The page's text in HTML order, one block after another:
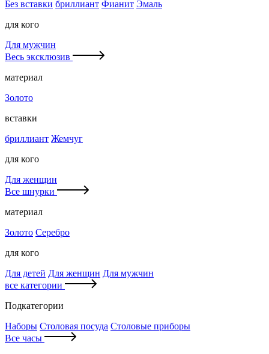
Без вставки бриллиант Фианит Эмаль
для кого
Для мужчин
Весь эксклюзив
материал
Золото
вставки
бриллиант Жемчуг
для кого
Для женщин
Все шнурки
материал
Золото Серебро
для кого
Для детей Для женщин Для мужчин
все категории
Подкатегории
Наборы Столовая посуда Столовые приборы
Все часы